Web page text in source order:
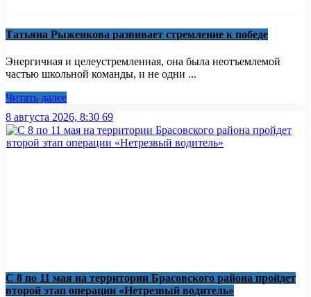
Татьяна Рыженкова развивает стремление к победе
Энергичная и целеустремленная, она была неотъемлемой
частью школьной команды, и не одни ...
Читать далее
8 августа 2026, 8:30 69
С 8 по 11 мая на территории Брасовского района пройдет
второй этап операции «Нетрезвый водитель»